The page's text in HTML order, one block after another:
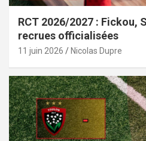
RCT 2026/2027 : Fickou,
recrues officialisées
11 juin 2026 Nicolas Dupre